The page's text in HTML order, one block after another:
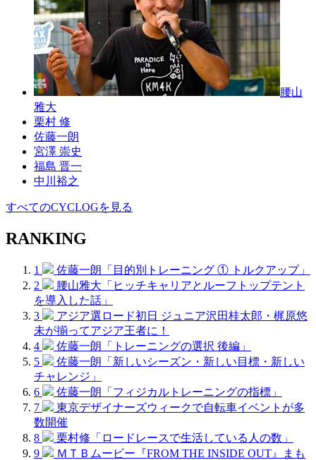
腰山
雅大
栗村 修
佐藤一朗
宮澤 崇史
福島 晋一
中川裕之
すべてのCYCLOGを見る
RANKING
1
佐藤一朗「目的別トレーニング ① トルクアップ」
2
腰山雅大「ヒッチキャリアとルーフトップテント
を導入した話」
3
アジア選ロード初日 ジュニア沢田桂太郎・梶原悠
未が揃ってアジア王者に！
4
佐藤一朗「トレーニングの選択 後編」
5
佐藤一朗「新しいシーズン・新しい目標・新しい
チャレンジ」
6
佐藤一朗「フィジカルトレーニングの指標」
7
東京デザイナーズウィークで自転車イベントが多
数開催
8
栗村修「ロードレースで生活している人の数」
9
ＭＴＢムービー『FROM THE INSIDE OUT』まも